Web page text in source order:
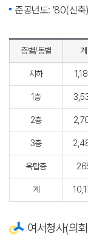
준공년도: '80(신
층별/동별 계
지하
1층
2층
3층
옥탑층
계
여서청사(의